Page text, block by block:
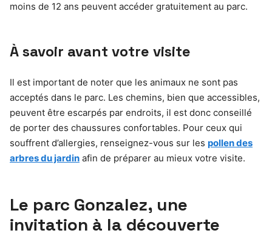
moins de 12 ans peuvent accéder gratuitement au parc.
À savoir avant votre visite
Il est important de noter que les animaux ne sont pas
acceptés dans le parc. Les chemins, bien que accessibles,
peuvent être escarpés par endroits, il est donc conseillé
de porter des chaussures confortables. Pour ceux qui
souffrent d’allergies, renseignez-vous sur les pollen des
arbres du jardin afin de préparer au mieux votre visite.
Le parc Gonzalez, une
invitation à la découverte